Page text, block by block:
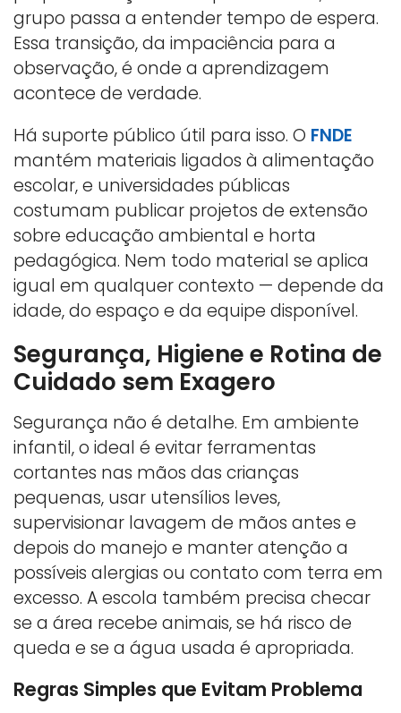
grupo passa a entender tempo de espera.
Essa transição, da impaciência para a
observação, é onde a aprendizagem
acontece de verdade.
Há suporte público útil para isso. O FNDE
mantém materiais ligados à alimentação
escolar, e universidades públicas
costumam publicar projetos de extensão
sobre educação ambiental e horta
pedagógica. Nem todo material se aplica
igual em qualquer contexto — depende da
idade, do espaço e da equipe disponível.
Segurança, Higiene e Rotina de
Cuidado sem Exagero
Segurança não é detalhe. Em ambiente
infantil, o ideal é evitar ferramentas
cortantes nas mãos das crianças
pequenas, usar utensílios leves,
supervisionar lavagem de mãos antes e
depois do manejo e manter atenção a
possíveis alergias ou contato com terra em
excesso. A escola também precisa checar
se a área recebe animais, se há risco de
queda e se a água usada é apropriada.
Regras Simples que Evitam Problema